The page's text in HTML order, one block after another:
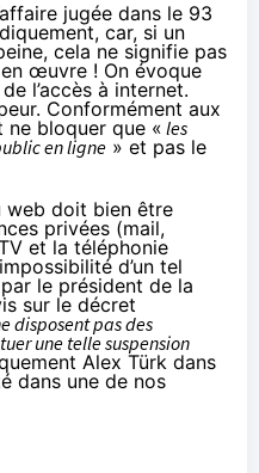
jugée dans le 93
car, si un
cela ne signifie pas
œuvre ! On évoque
l’accès à internet.
Conformément aux
ne bloquer que « les
en ligne » et pas le
web doit bien être
privées (mail,
et la téléphonie
d’un tel
par le président de la
sur le décret
disposent pas des
une telle suspension
Alex Türk dans
dans une de nos